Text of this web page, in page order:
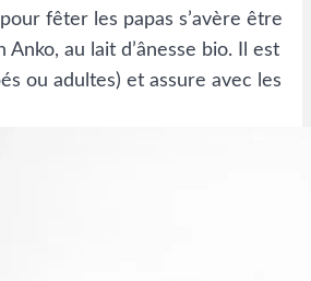
fêter les papas s’avère être
Anko, au lait d’ânesse bio. Il est
ou adultes) et assure avec les